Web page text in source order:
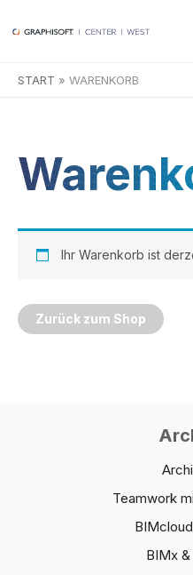
Inhalt
START WARENKORB
Ihr Warenkorb ist
Zurück zum Shop
Teamwork
BIMx